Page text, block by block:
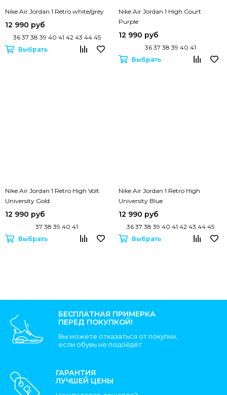
Nike Air Jordan 1 Retro white/grey
12 990 руб
36 37 38 39 40 41 42 43 44 45
Выбрать
Nike Air Jordan 1 High Court
Purple
12 990 руб
36 37 38 39 40 41
Выбрать
Nike Air Jordan 1 Retro High Volt
University Gold
12 990 руб
37 38 39 40 41
Выбрать
Nike Air Jordan 1 Retro High
University Blue
12 990 руб
36 37 38 39 40 41 42 43 44 45
Выбрать
БЕСПЛАТНАЯ ПРИМЕРКА
ПЕРЕД ПОКУПКОЙ!
Вы можете отказаться от покупки,
если обувь не подойдёт
ГАРАНТИЯ
ЛУЧШЕЙ ЦЕНЫ